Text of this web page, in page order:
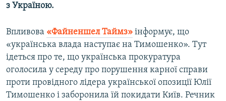
з Україною.
Впливова «Файненшел Таймз» інформує, що
«українська влада наступає на Тимошенко». Тут
ідеться про те, що українська прокуратура
оголосила у середу про порушення карної справи
проти провідного лідера української опозиції Юлії
Тимошенко і заборонила їй покидати Київ. Речник